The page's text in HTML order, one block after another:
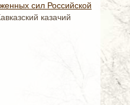
сил Российской
казачий